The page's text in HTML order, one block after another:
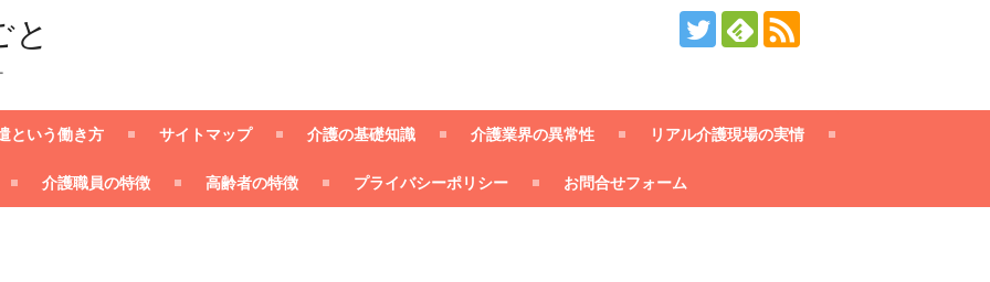
と
という働き方 サイトマップ 介護の基礎知識 介護業界の異常性 リアル介護現場の実情
介護職員の特徴 高齢者の特徴 プライバシーポリシー お問合せフォーム